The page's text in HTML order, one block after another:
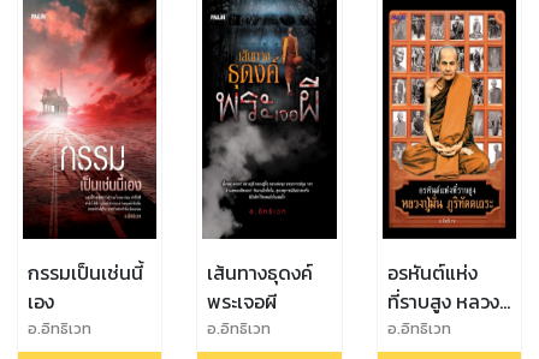
กรรมเป็นเช่นนี้
เอง
อ.อิทธิเวท
เส้นทางธุดงค์
พระเจอผี
อ.อิทธิเวท
อรหันต์แห่ง
ที่ราบสูง หลวงปู่
มั่น ภูริทัตตเถระ
อ.อิทธิเวท